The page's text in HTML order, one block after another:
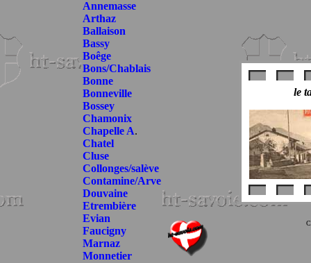
Annemasse
Arthaz
Ballaison
Bassy
Boêge
Bons/Chablais
Bonne
Bonneville
Bossey
Chamonix
Chapelle A.
Chatel
Cluse
Collonges/salève
Contamine/Arve
Douvaine
Etrembière
Evian
Faucigny
Marnaz
Monnetier
le